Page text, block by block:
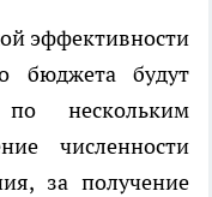
эффективности
бюджета будут
по нескольким
численности
за получение